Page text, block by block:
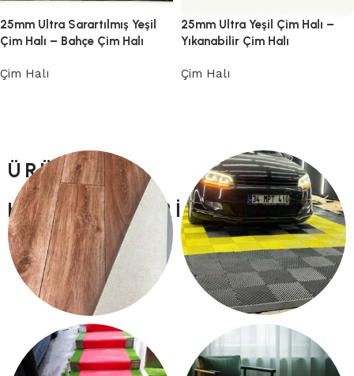
25mm Ultra Sarartılmış Yeşil
Çim Halı – Bahçe Çim Halı
Çim Halı
25mm Ultra Yeşil Çim Halı –
Yıkanabilir Çim Halı
Çim Halı
ÜRÜN
KATEGORILERI
PVC YER DÖŞEME
13 products
PLASTIK YER KARO
15 products